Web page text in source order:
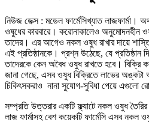
নিউজ ডেক্স : মডেল ফার্মেসিখ্যাত লাজফার্মা।
ওষুধের কারবারে। করোনাকালেও অনুমোদনহীন
তাদের। এর আগেও নকল ওষুধ রাখার দায়ে
এই প্রতিষ্ঠানকে। প্রশ্ন উঠেছে, যে প্রতিষ্ঠান
তাদেরকে কেন অবৈধ ওষুধ রাখতে হবে। বিক্রি
জানা গেছে, এসব ওষুধ বিক্রিতে লাভের অঙ্কটা
চিকিৎসকরাও নানা সুযোগ-সুবিধা পেয়ে এগুলো
সম্প্রতি উত্তরার একটি ফ্ল্যাটে নকল ওষুধ
লাজ ফার্মাসহ বেশ কয়েকটি ফার্মেসি এসব নকল